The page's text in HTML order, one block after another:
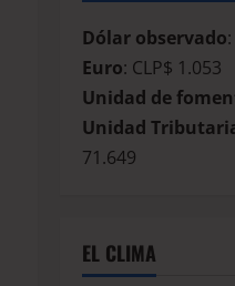
Dólar observado
Euro: CLP$ 1.053
Unidad de
Unidad
71.649
EL CLIMA